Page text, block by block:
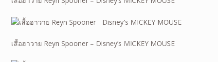
เสื้อฮาวาย Reyn Spooner – Disney’s MICKEY MOUSE